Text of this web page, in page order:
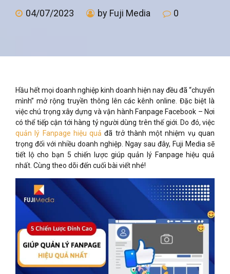
04/07/2023 by Fuji Media 0
Hầu hết mọi doanh nghiệp kinh doanh hiện nay đều đã “chuyển
mình” mở rộng truyền thông lên các kênh online. Đặc biệt là
việc chú trọng xây dựng và vận hành Fanpage Facebook – Nơi
có thể tiếp cận tới hàng tỷ người dùng trên thế giới. Do đó, việc
quản lý Fanpage hiệu quả đã trở thành một nhiệm vụ quan
trọng đối với nhiều doanh nghiệp. Ngay sau đây, Fuji Media sẽ
tiết lộ cho bạn 5 chiến lược giúp quản lý Fanpage hiệu quả
nhất. Cùng theo dõi đến cuối bài viết nhé!